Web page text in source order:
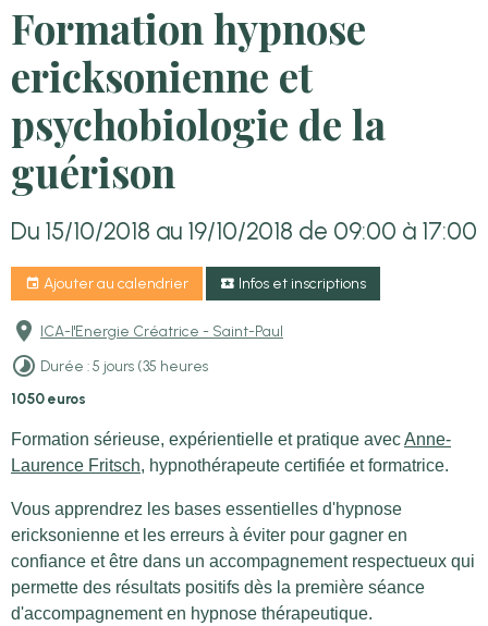
Formation hypnose
ericksonienne et
psychobiologie de la
guérison
Du 15/10/2018 au 19/10/2018 de 09:00 à 17:00
Ajouter au calendrier Infos et inscriptions
ICA-l'Energie Créatrice - Saint-Paul
Durée : 5 jours (35 heures
1050 euros
Formation sérieuse, expérientielle et pratique avecAnne-
Laurence Fritsch, hypnothérapeute certifiée et formatrice.
Vous apprendrez les bases essentielles d'hypnose
ericksonienne et les erreurs à éviter pour gagner en
confiance et être dans un accompagnement respectueux qui
permette des résultats positifs dès la première séance
d'accompagnement en hypnose thérapeutique.